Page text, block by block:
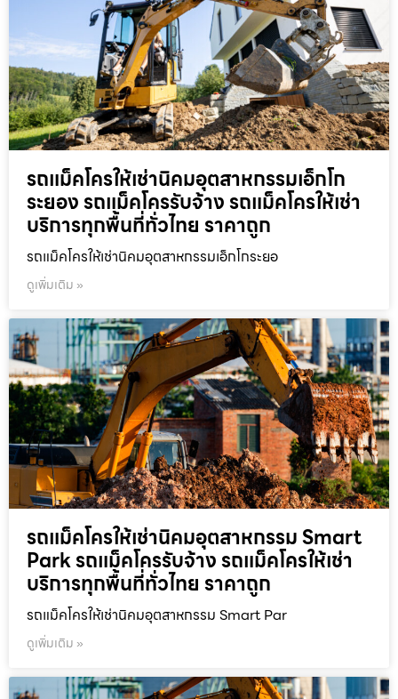
รถแม็คโครให้เช่านิคมอุตสาหกรรมเอ็กโก
ระยอง รถแม็คโครรับจ้าง รถแม็คโครให้เช่า
บริการทุกพื้นที่ทั่วไทย ราคาถูก
รถแม็คโครให้เช่านิคมอุตสาหกรรมเอ็กโกระยอ
ดูเพิ่มเติม »
รถแม็คโครให้เช่านิคมอุตสาหกรรม Smart
Park รถแม็คโครรับจ้าง รถแม็คโครให้เช่า
บริการทุกพื้นที่ทั่วไทย ราคาถูก
รถแม็คโครให้เช่านิคมอุตสาหกรรม Smart Par
ดูเพิ่มเติม »